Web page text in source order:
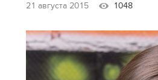
21 августа 2015 1048